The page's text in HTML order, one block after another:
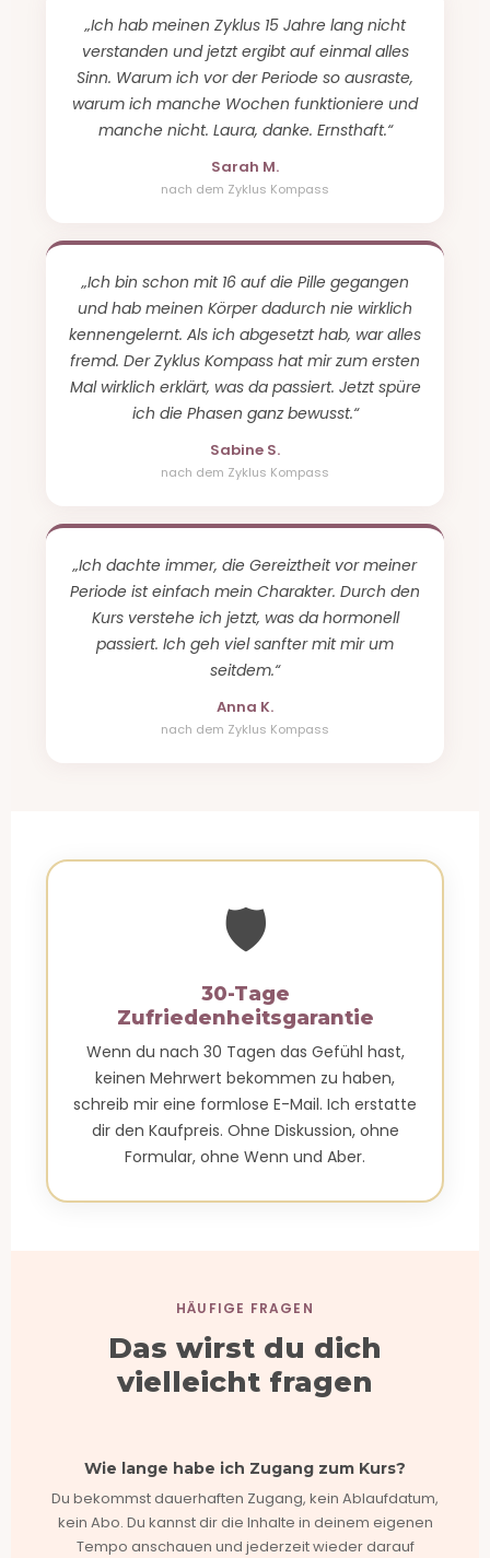
„Ich hab meinen Zyklus 15 Jahre lang nicht
verstanden und jetzt ergibt auf einmal alles
Sinn. Warum ich vor der Periode so ausraste,
warum ich manche Wochen funktioniere und
manche nicht. Laura, danke. Ernsthaft.“
Sarah M.
nach dem Zyklus Kompass
„Ich bin schon mit 16 auf die Pille gegangen
und hab meinen Körper dadurch nie wirklich
kennengelernt. Als ich abgesetzt hab, war alles
fremd. Der Zyklus Kompass hat mir zum ersten
Mal wirklich erklärt, was da passiert. Jetzt spüre
ich die Phasen ganz bewusst.“
Sabine S.
nach dem Zyklus Kompass
„Ich dachte immer, die Gereiztheit vor meiner
Periode ist einfach mein Charakter. Durch den
Kurs verstehe ich jetzt, was da hormonell
passiert. Ich geh viel sanfter mit mir um
seitdem.“
Anna K.
nach dem Zyklus Kompass
🛡
30-Tage
Zufriedenheitsgarantie
Wenn du nach 30 Tagen das Gefühl hast,
keinen Mehrwert bekommen zu haben,
schreib mir eine formlose E-Mail. Ich erstatte
dir den Kaufpreis. Ohne Diskussion, ohne
Formular, ohne Wenn und Aber.
HÄUFIGE FRAGEN
Das wirst du dich
vielleicht fragen
Wie lange habe ich Zugang zum Kurs?
Du bekommst dauerhaften Zugang, kein Ablaufdatum,
kein Abo. Du kannst dir die Inhalte in deinem eigenen
Tempo anschauen und jederzeit wieder darauf